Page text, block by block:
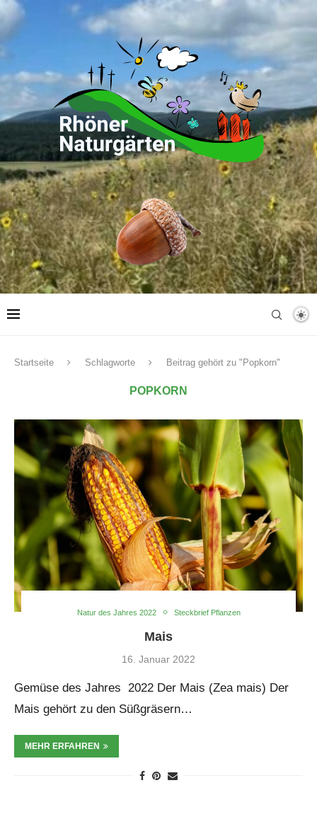
Startseite Schlagworte Beitrag gehört zu "Popkorn"
POPKORN
Natur des Jahres 2022 Steckbrief Pflanzen
Mais
16. Januar 2022
Gemüse des Jahres 2022 Der Mais (Zea mais) Der
Mais gehört zu den Süßgräsern…
MEHR ERFAHREN